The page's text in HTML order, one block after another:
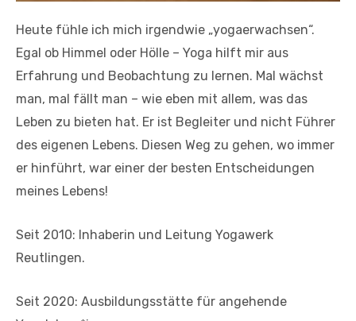
Heute fühle ich mich irgendwie „yogaerwachsen“.
Egal ob Himmel oder Hölle – Yoga hilft mir aus
Erfahrung und Beobachtung zu lernen. Mal wächst
man, mal fällt man – wie eben mit allem, was das
Leben zu bieten hat. Er ist Begleiter und nicht Führer
des eigenen Lebens. Diesen Weg zu gehen, wo immer
er hinführt, war einer der besten Entscheidungen
meines Lebens!
Seit 2010: Inhaberin und Leitung Yogawerk
Reutlingen.
Seit 2020: Ausbildungsstätte für angehende